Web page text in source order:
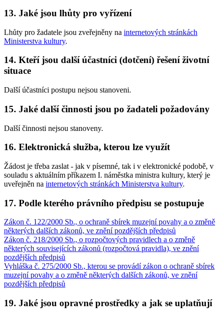
13. Jaké jsou lhůty pro vyřízení
Lhůty pro žadatele jsou zveřejněny na internetových stránkách
Ministerstva kultury.
14. Kteří jsou další účastníci (dotčení) řešení životní
situace
Další účastníci postupu nejsou stanoveni.
15. Jaké další činnosti jsou po žadateli požadovány
Další činnosti nejsou stanoveny.
16. Elektronická služba, kterou lze využít
Žádost je třeba zaslat - jak v písemné, tak i v elektronické podobě, v
souladu s aktuálním příkazem I. náměstka ministra kultury, který je
uveřejněn na internetových stránkách Ministerstva kultury.
17. Podle kterého právního předpisu se postupuje
Zákon č. 122/2000 Sb., o ochraně sbírek muzejní povahy a o změně
některých dalších zákonů, ve znění pozdějších předpisů
Zákon č. 218/2000 Sb., o rozpočtových pravidlech a o změně
některých souvisejících zákonů (rozpočtová pravidla), ve znění
pozdějších předpisů
Vyhláška č. 275/2000 Sb., kterou se provádí zákon o ochraně sbírek
muzejní povahy a o změně některých dalších zákonů, ve znění
pozdějších předpisů
19. Jaké jsou opravné prostředky a jak se uplatňují